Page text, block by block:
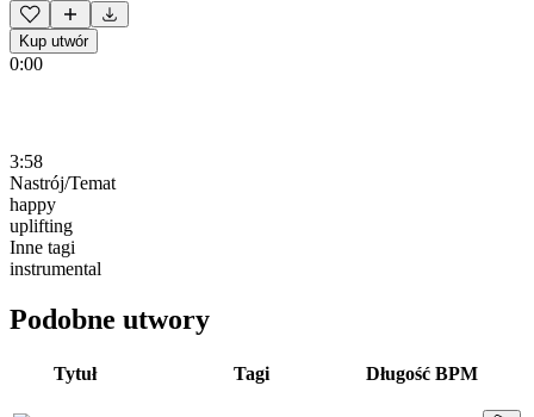
Kup utwór
0:00
3:58
Nastrój/Temat
happy
uplifting
Inne tagi
instrumental
Podobne utwory
Tytuł Tagi Długość BPM